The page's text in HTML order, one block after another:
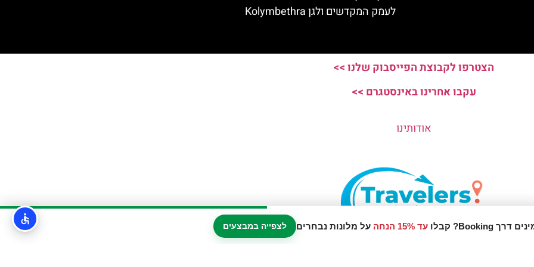
עד 15% הנחה על מלונות נבחרים לצפייה במבצעים
לעמק המקדשים ולגן Kolymbethra
הצטרפו לקבוצת הפייסבוק שלנו >>
עקבו אחרינו באינסטגרם >>
אודותינו